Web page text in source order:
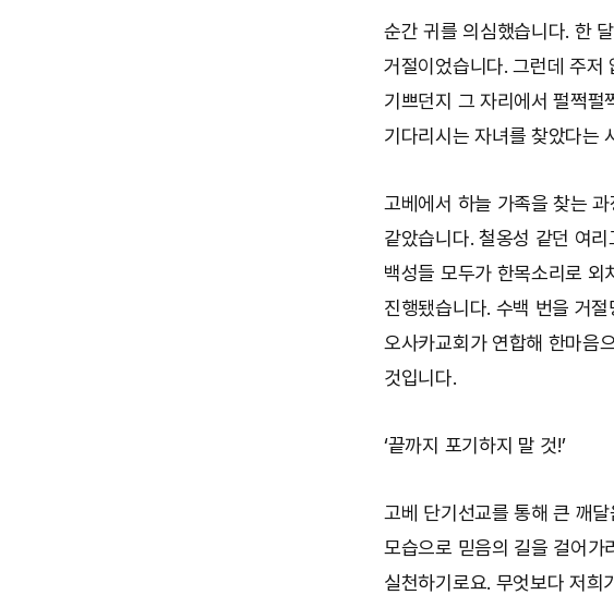
순간 귀를 의심했습니다. 한
거절이었습니다. 그런데 주저
기쁘던지 그 자리에서 펄쩍펄
기다리시는 자녀를 찾았다는
고베에서 하늘 가족을 찾는
같았습니다. 철옹성 같던 여
백성들 모두가 한목소리로 외
진행됐습니다. 수백 번을 거
오사카교회가 연합해 한마음
것입니다.
‘끝까지 포기하지 말 것!’
고베 단기선교를 통해 큰 깨
모습으로 믿음의 길을 걸어가
실천하기로요. 무엇보다 저희